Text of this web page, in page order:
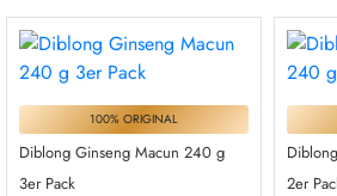
100% ORIGINAL
Diblong Ginseng Macun 240 g
3er Pack
2er